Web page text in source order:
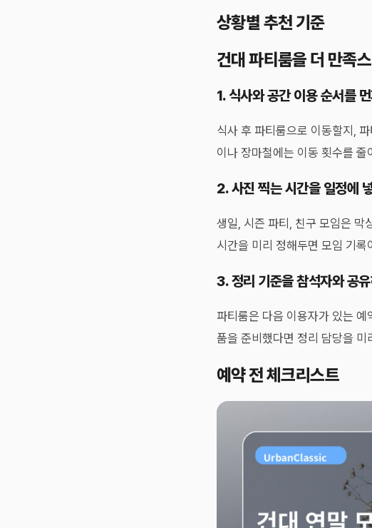
상황별 추천 기준
건대 파티룸을 더 만족
1. 식사와 공간 이용 순서를
식사 후 파티룸으로 이동할지,
이나 장마철에는 이동 횟수를
2. 사진 찍는 시간을 일정에
생일, 시즌 파티, 친구 모임은 막
시간을 미리 정해두면 모임 기록
3. 정리 기준을 참석자와 공유
파티룸은 다음 이용자가 있는
품을 준비했다면 정리 담당을 미
예약 전 체크리스트